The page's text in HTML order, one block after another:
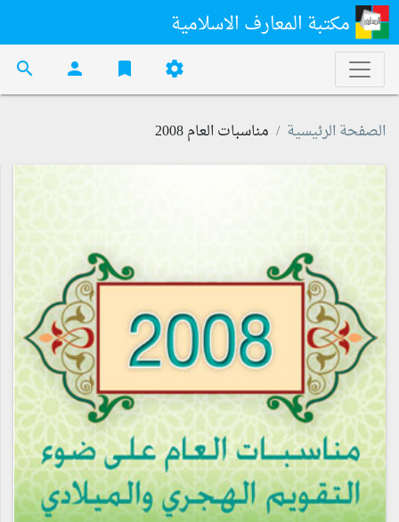
مكتبة المعارف الاسلامية
settings
bookmark
person
search
الصفحة الرئيسية مناسبات العام 2008